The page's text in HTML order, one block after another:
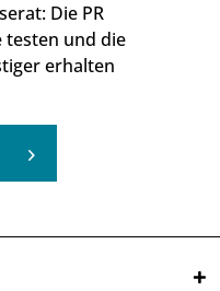
Die PR
testen und die
erhalten